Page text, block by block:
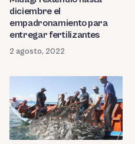
diciembre el
empadronamiento para
entregar fertilizantes
2 agosto, 2022